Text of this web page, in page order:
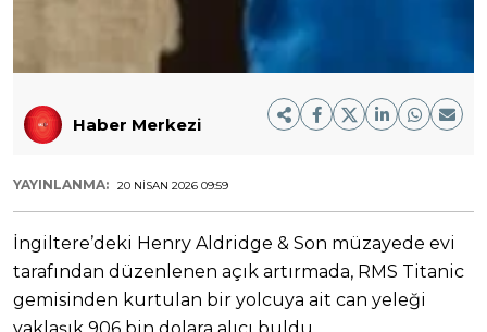
Haber Merkezi
YAYINLANMA: 20 NISAN 2026 09:59
İngiltere’deki Henry Aldridge & Son müzayede evi
tarafından düzenlenen açık artırmada, RMS Titanic
gemisinden kurtulan bir yolcuya ait can yeleği